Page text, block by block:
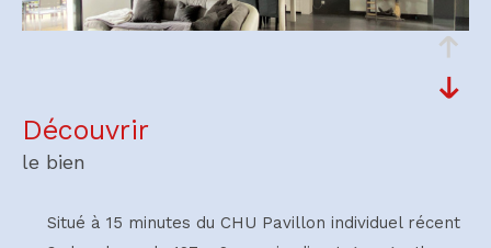
découvrir
le bien
Situé à 15 minutes du CHU Pavillon individuel récent